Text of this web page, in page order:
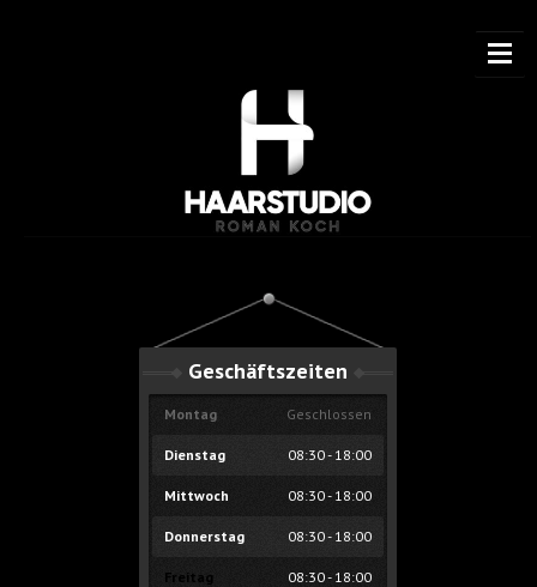
deine Haarlänge Kurz
Geschäftszeiten
Montag Geschlossen
Dienstag 08:30 - 18:00
Mittwoch 08:30 - 18:00
Donnerstag 08:30 - 18:00
Freitag 08:30 - 18:00